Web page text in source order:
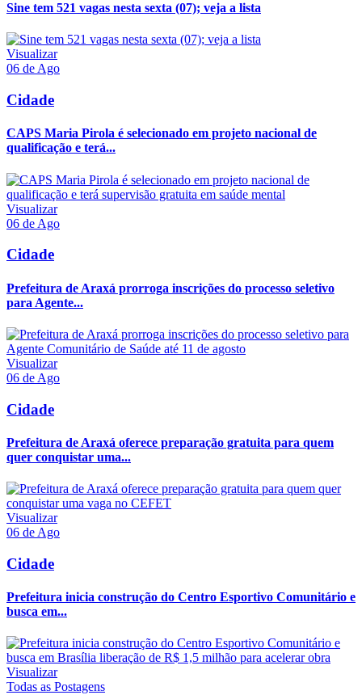
Sine tem 521 vagas nesta sexta (07); veja a lista
Visualizar
06 de Ago
Cidade
CAPS Maria Pirola é selecionado em projeto nacional de
qualificação e terá...
Visualizar
06 de Ago
Cidade
Prefeitura de Araxá prorroga inscrições do processo seletivo
para Agente...
Visualizar
06 de Ago
Cidade
Prefeitura de Araxá oferece preparação gratuita para quem
quer conquistar uma...
Visualizar
06 de Ago
Cidade
Prefeitura inicia construção do Centro Esportivo Comunitário e
busca em...
Visualizar
Todas as Postagens